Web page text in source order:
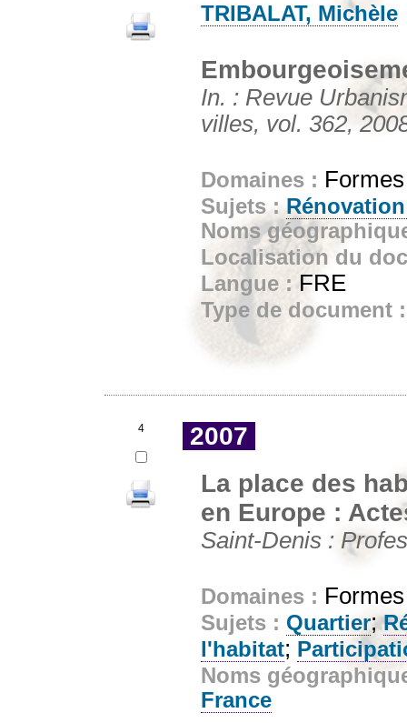
TRIBALAT, Michèle
In. : Revue
villes, vol. 362,
Domaines :
Sujets :
Noms
Localisation du
Langue :FRE
Type de document
4
2007
La place des
en Europe :
Saint-Denis :
Domaines :
Sujets : Quartier;
l'habitat;
Noms
France